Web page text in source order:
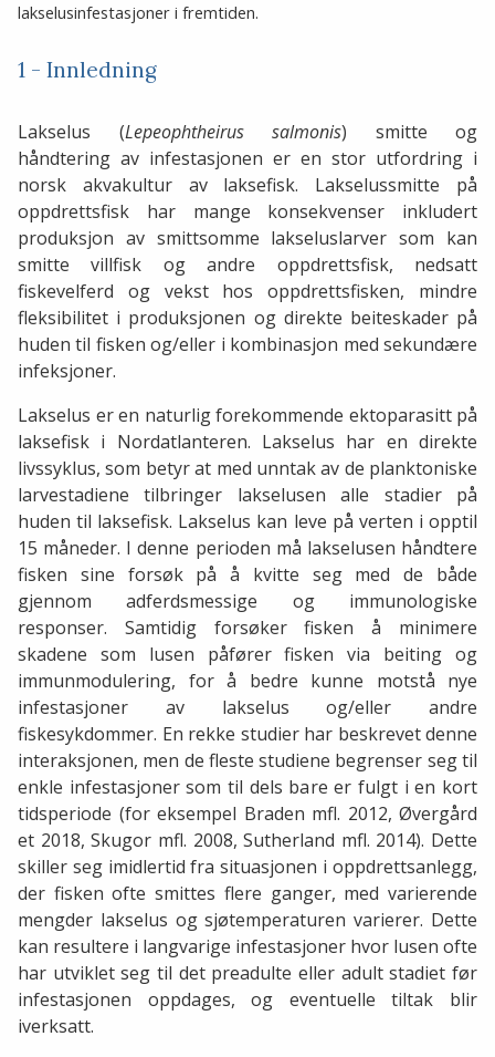
lakselusinfestasjoner i fremtiden.
1 - Innledning
Lakselus (Lepeophtheirus salmonis) smitte og
håndtering av infestasjonen er en stor utfordring i
norsk akvakultur av laksefisk. Lakselussmitte på
oppdrettsfisk har mange konsekvenser inkludert
produksjon av smittsomme lakseluslarver som kan
smitte villfisk og andre oppdrettsfisk, nedsatt
fiskevelferd og vekst hos oppdrettsfisken, mindre
fleksibilitet i produksjonen og direkte beiteskader på
huden til fisken og/eller i kombinasjon med sekundære
infeksjoner.
Lakselus er en naturlig forekommende ektoparasitt på
laksefisk i Nordatlanteren. Lakselus har en direkte
livssyklus, som betyr at med unntak av de planktoniske
larvestadiene tilbringer lakselusen alle stadier på
huden til laksefisk. Lakselus kan leve på verten i opptil
15 måneder. I denne perioden må lakselusen håndtere
fisken sine forsøk på å kvitte seg med de både
gjennom adferdsmessige og immunologiske
responser. Samtidig forsøker fisken å minimere
skadene som lusen påfører fisken via beiting og
immunmodulering, for å bedre kunne motstå nye
infestasjoner av lakselus og/eller andre
fiskesykdommer. En rekke studier har beskrevet denne
interaksjonen, men de fleste studiene begrenser seg til
enkle infestasjoner som til dels bare er fulgt i en kort
tidsperiode (for eksempel Braden mfl. 2012, Øvergård
et 2018, Skugor mfl. 2008, Sutherland mfl. 2014). Dette
skiller seg imidlertid fra situasjonen i oppdrettsanlegg,
der fisken ofte smittes flere ganger, med varierende
mengder lakselus og sjøtemperaturen varierer. Dette
kan resultere i langvarige infestasjoner hvor lusen ofte
har utviklet seg til det preadulte eller adult stadiet før
infestasjonen oppdages, og eventuelle tiltak blir
iverksatt.